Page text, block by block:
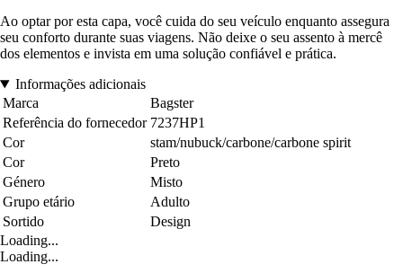
Ao optar por esta capa, você cuida do seu veículo enquanto assegura
seu conforto durante suas viagens. Não deixe o seu assento à mercê
dos elementos e invista em uma solução confiável e prática.
Informações adicionais
Marca
Bagster
Referência do fornecedor 7237HP1
Cor
stam/nubuck/carbone/carbone spirit
Cor
Preto
Género
Misto
Grupo etário
Adulto
Sortido
Design
Loading...
Loading...